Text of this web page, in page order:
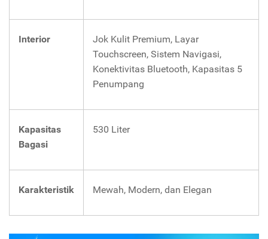
Interior
Jok Kulit Premium, Layar
Touchscreen, Sistem Navigasi,
Konektivitas Bluetooth, Kapasitas 5
Penumpang
Kapasitas
Bagasi
530 Liter
Karakteristik Mewah, Modern, dan Elegan